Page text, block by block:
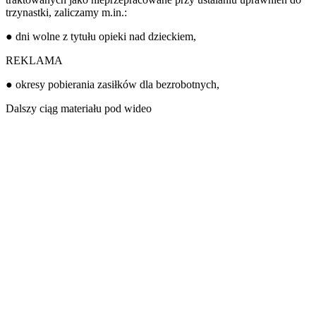
trzynastki, zaliczamy m.in.:
● dni wolne z tytułu opieki nad dzieckiem,
REKLAMA
● okresy pobierania zasiłków dla bezrobotnych,
Dalszy ciąg materiału pod wideo